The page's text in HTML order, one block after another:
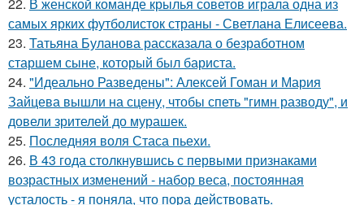
22. В женской команде крылья советов играла одна из
самых ярких футболисток страны - Светлана Елисеева.
23. Татьяна Буланова рассказала о безработном
старшем сыне, который был бариста.
24. "Идеально Разведены": Алексей Гоман и Мария
Зайцева вышли на сцену, чтобы спеть "гимн разводу", и
довели зрителей до мурашек.
25. Последняя воля Стаса пьехи.
26. В 43 года столкнувшись с первыми признаками
возрастных изменений - набор веса, постоянная
усталость - я поняла, что пора действовать.